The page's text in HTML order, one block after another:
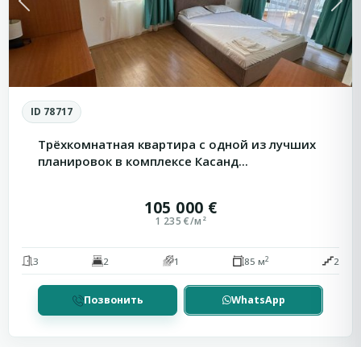
Previous Next
ID 78717
Трёхкомнатная квартира с одной из лучших
планировок в комплексе Касанд...
105 000 €
1 235 €/м²
3 2 1 85 м2 2
Позвонить WhatsApp